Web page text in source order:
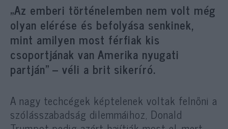
„Az emberi történelemben nem volt még
olyan elérése és befolyása senkinek,
mint amilyen most férfiak kis
csoportjának van Amerika nyugati
partján” – véli a brit sikeríró.
A nagy techcégek képtelenek voltak felnőni a
szólásszabadság dilemmáihoz, Donald